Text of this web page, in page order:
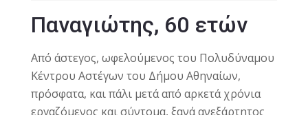
Παναγιώτης, 60 ετών
Από άστεγος, ωφελούμενος του Πολυδύναμου
Κέντρου Αστέγων του Δήμου Αθηναίων,
πρόσφατα, και πάλι μετά από αρκετά χρόνια
εργαζόμενος και σύντομα, ξανά ανεξάρτητος